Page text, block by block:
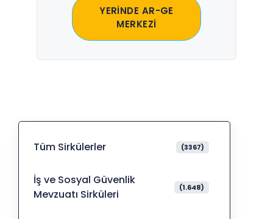
YERİNDE AR-GE
MERKEZİ
Tüm Sirkülerler (3367)
İş ve Sosyal Güvenlik
Mevzuatı Sirküleri
(1.648)